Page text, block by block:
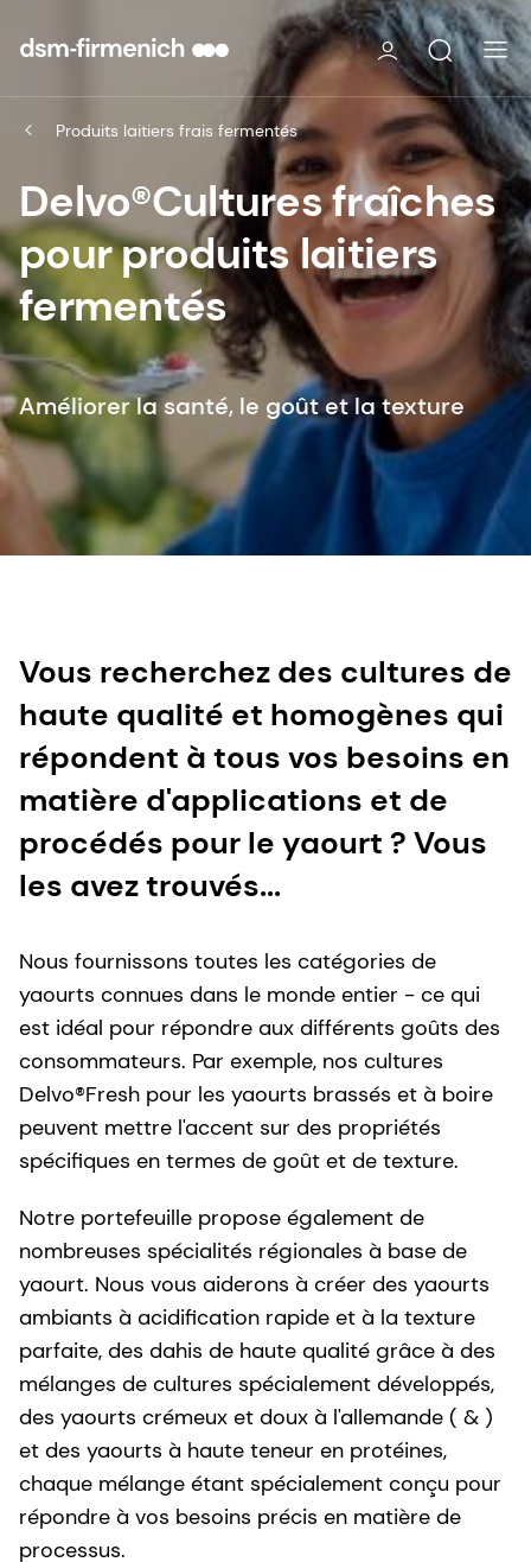
Produits laitiers frais fermentés
Delvo®Cultures fraîches
pour produits laitiers
fermentés
Améliorer la santé, le goût et la texture
Vous recherchez des cultures de
haute qualité et homogènes qui
répondent à tous vos besoins en
matière d'applications et de
procédés pour le yaourt ? Vous
les avez trouvés...
Nous fournissons toutes les catégories de
yaourts connues dans le monde entier - ce qui
est idéal pour répondre aux différents goûts des
consommateurs. Par exemple, nos cultures
Delvo®Fresh pour les yaourts brassés et à boire
peuvent mettre l'accent sur des propriétés
spécifiques en termes de goût et de texture.
Notre portefeuille propose également de
nombreuses spécialités régionales à base de
yaourt. Nous vous aiderons à créer des yaourts
ambiants à acidification rapide et à la texture
parfaite, des dahis de haute qualité grâce à des
mélanges de cultures spécialement développés,
des yaourts crémeux et doux à l'allemande ( & )
et des yaourts à haute teneur en protéines,
chaque mélange étant spécialement conçu pour
répondre à vos besoins précis en matière de
processus.